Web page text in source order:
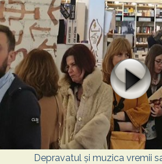
Depravatul și muzica vremii